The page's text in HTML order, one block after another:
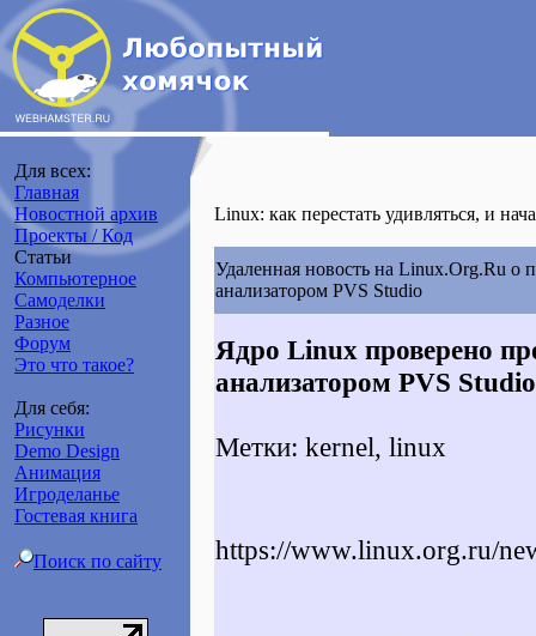
Для всех:
Главная
Новостной архив
Проекты / Код
Статьи
Компьютерное
Самоделки
Разное
Форум
Это что такое?
Для себя:
Рисунки
Demo Design
Анимация
Игроделанье
Гостевая книга
Поиск по сайту
Linux: как перестать удивляться, и
Удаленная новость на Linux.Org.Ru о
анализатором PVS Studio
Ядро Linux проверено
анализатором PVS Studio
Метки: kernel, linux
https://www.linux.org.ru/